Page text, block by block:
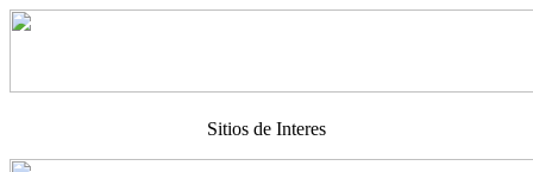
Sitios de Interes